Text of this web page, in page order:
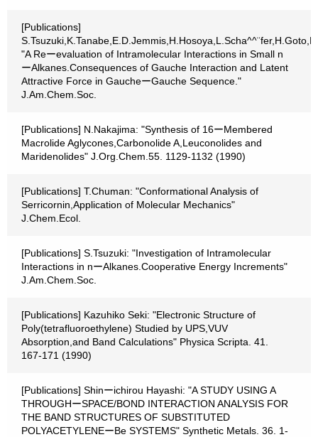
[Publications]
"A Reーevaluation of Intramolecular Interactions in Small n
ーAlkanes.Consequences of Gauche Interaction and Latent
Attractive Force in GaucheーGauche Sequence."
J.Am.Chem.Soc.
[Publications] N.Nakajima: "Synthesis of 16ーMembered
Macrolide Aglycones,Carbonolide A,Leuconolides and
Maridenolides" J.Org.Chem.55. 1129-1132 (1990)
[Publications] T.Chuman: "Conformational Analysis of
Serricornin,Application of Molecular Mechanics"
J.Chem.Ecol.
[Publications] S.Tsuzuki: "Investigation of Intramolecular
Interactions in nーAlkanes.Cooperative Energy Increments"
J.Am.Chem.Soc.
[Publications] Kazuhiko Seki: "Electronic Structure of
Poly(tetrafluoroethylene) Studied by UPS,VUV
Absorption,and Band Calculations" Physica Scripta. 41.
167-171 (1990)
[Publications] Shinーichirou Hayashi: "A STUDY USING A
THROUGHーSPACE/BOND INTERACTION ANALYSIS FOR
THE BAND STRUCTURES OF SUBSTITUTED
POLYACETYLENEーBe SYSTEMS" Synthetic Metals. 36. 1-